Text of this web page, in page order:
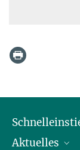
Personen
Aktuelles